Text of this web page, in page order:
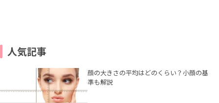
人気記事
顔の大きさの平均はどのくらい？小顔の基
準も解説